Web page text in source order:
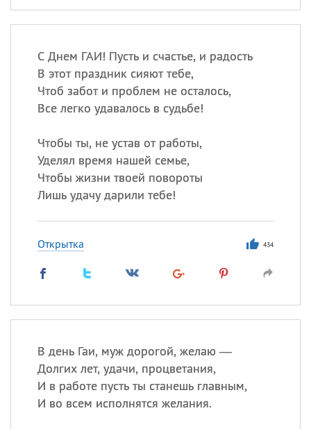
С Днем ГАИ! Пусть и счастье, и радость
В этот праздник сияют тебе,
Чтоб забот и проблем не осталось,
Все легко удавалось в судьбе!
Чтобы ты, не устав от работы,
Уделял время нашей семье,
Чтобы жизни твоей повороты
Лишь удачу дарили тебе!
Открытка 434
В день Гаи, муж дорогой, желаю —
Долгих лет, удачи, процветания,
И в работе пусть ты станешь главным,
И во всем исполнятся желания.